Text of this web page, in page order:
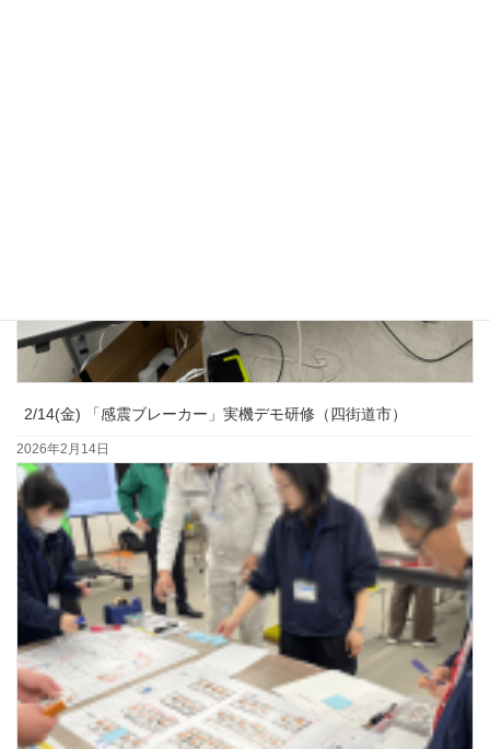
2/14(金) 「感震ブレーカー」実機デモ研修（四街道市）
2026年2月14日